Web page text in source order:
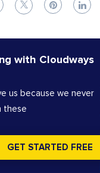
with Cloudways
us because we never
these
GET STARTED FREE